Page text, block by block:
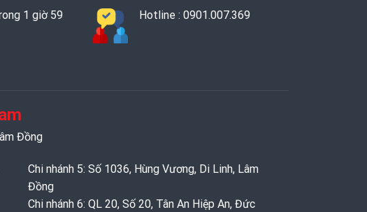
1 giờ 59
Hotline : 0901.007.369
Đồng
Chi nhánh 5: Số 1036, Hùng Vương, Di Linh, Lâm
Đồng
Chi nhánh 6: QL 20, Số 20, Tân An Hiệp An, Đức